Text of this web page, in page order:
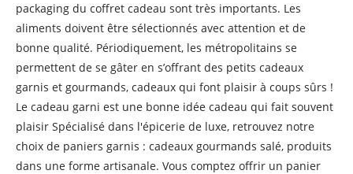
packaging du coffret cadeau sont très importants. Les
aliments doivent être sélectionnés avec attention et de
bonne qualité. Périodiquement, les métropolitains se
permettent de se gâter en s’offrant des petits cadeaux
garnis et gourmands, cadeaux qui font plaisir à coups sûrs !
Le cadeau garni est une bonne idée cadeau qui fait souvent
plaisir Spécialisé dans l'épicerie de luxe, retrouvez notre
choix de paniers garnis : cadeaux gourmands salé, produits
dans une forme artisanale. Vous comptez offrir un panier